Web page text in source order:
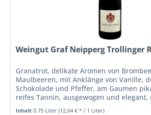
Weingut Graf Neipperg Trollinger
Granatrot, delikate Aromen von
Maulbeeren, mit Anklänge von Vanille,
Schokolade und Pfeffer, am Gaumen
reifes Tannin, ausgewogen und elegant,
Abbidlung ähnlich.
Inhalt0.75 Liter(12,64 € * / 1 Liter)